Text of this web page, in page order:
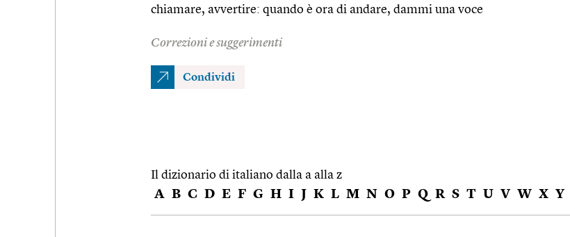
chiamare, avvertire: quando è ora di andare, dammi una voce
Correzioni e suggerimenti
Condividi
Il dizionario di italiano dalla a alla z
A B C D E F G H I J K L M N O P Q R S T U V W X Y